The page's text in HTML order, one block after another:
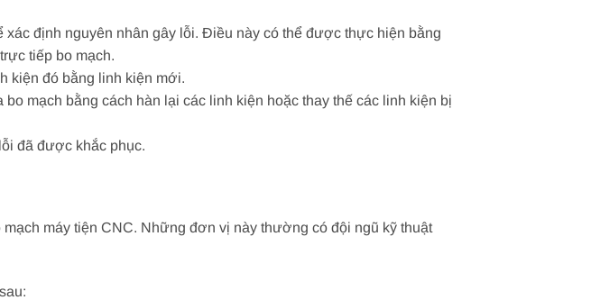
định nguyên nhân gây lỗi. Điều này có thể được thực hiện bằng
tiếp bo mạch.
kiện đó bằng linh kiện mới.
mạch bằng cách hàn lại các linh kiện hoặc thay thế các linh kiện bị
đã được khắc phục.
máy tiện CNC. Những đơn vị này thường có đội ngũ kỹ thuật